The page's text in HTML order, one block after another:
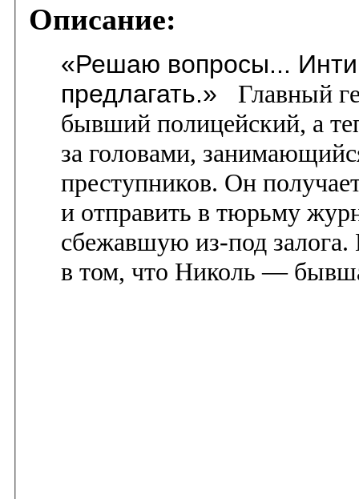
Описание:
«Решаю вопросы...
предлагать.»
Главный
бывший полицейский, а
за головами,
преступников. Он
и отправить в тюрьму
сбежавшую из-под
в том, что Николь —